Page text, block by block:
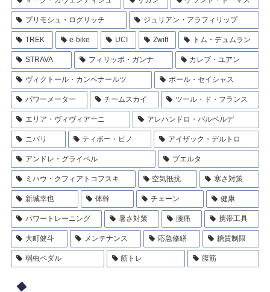
プリモシュ・ログリッチ ジュリアン・アラフィリップ
TREK e-bike UCI Zwift トム・デュムラン
STRAVA フィリッポ・ガンナ カレブ・ユアン
ヴィクトール・カンペナールツ ポール・セイシャス
パワーメーター チームスカイ ツール・ド・フランス
エリア・ヴィヴィアーニ アレハンドロ・バルベルデ
ニバリ ティボー・ピノ アイザック・デルトロ
アンドレ・グライペル ブエルタ
ミハウ・クフィアトコフスキ 空気抵抗 寒さ対策
新城幸也 体幹 チェーン 健康
パワートレーニング 暑さ対策 腰痛 携帯工具
大町健斗 メンテナンス 応急修繕 糖質制限
弱虫ペダル 筋トレ 腹筋